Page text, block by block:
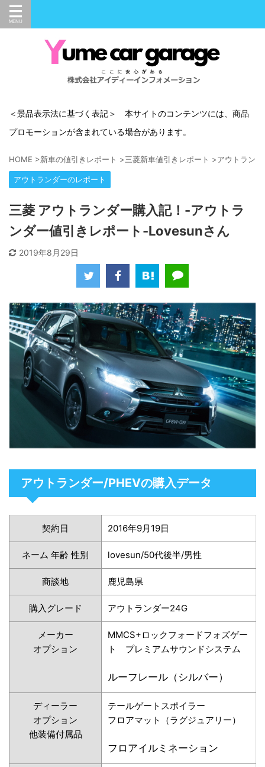
＜景品表示法に基づく表記＞ 本サイトのコンテンツには、商品
プロモーションが含まれている場合があります。
HOME >新車の値引きレポート >三菱新車値引きレポート >アウトラン
アウトランダーのレポート
三菱 アウトランダー購入記！-アウトラ
ンダー値引きレポート-Lovesunさん
2019年8月29日
アウトランダー/PHEVの購入データ
契約日 2016年9月19日
ネーム 年齢 性別 lovesun/50代後半/男性
商談地 鹿児島県
購入グレード アウトランダー24G
メーカー
オプション
MMCS+ロックフォードフォズゲー
ト プレミアムサウンドシステム
ルーフレール（シルバー）
ディーラー
オプション
他装備付属品
テールゲートスポイラー
フロアマット（ラグジュアリー）
フロアイルミネーション